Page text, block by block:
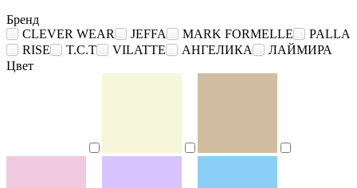
Бренд
CLEVER WEAR
JEFFA MARK FORMELLE
PALLA
RISE
T.C.T VILATTE АНГЕЛИКА
ЛАЙМИРА
Цвет